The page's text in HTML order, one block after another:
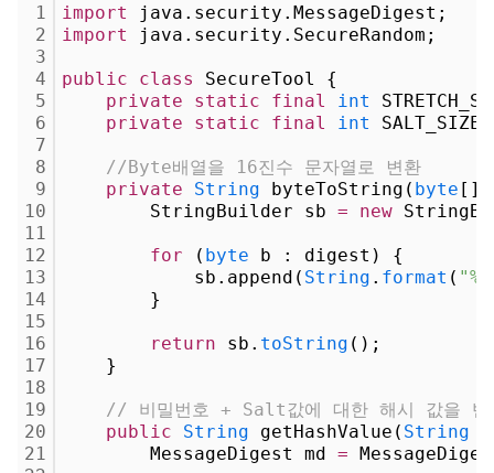
1
2
3
4
5
6
7
8
9
10
11
12
13
14
15
16
17
18
19
20
21
import
java.security.MessageDigest;
import
java.security.SecureRandom;
public class
SecureTool {
private
static final int
private
static final int SALT_SIZE
//Byte배열을 16진수 문자열로 변환
private
String byteToString( byte []
StringBuilder sb = new
for ( byte b : digest) {
sb.append( String . format (
}
return sb. toString ();
}
// 비밀번호 + Salt값에 대한 해시 값을 반
public
String getHashValue( String
MessageDigest md =